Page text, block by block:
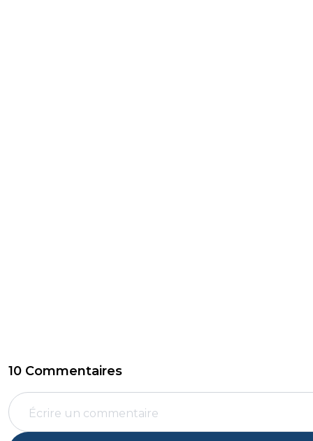
10 Commentaires